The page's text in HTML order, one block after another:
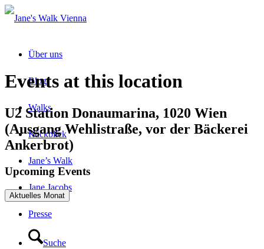
Über uns
Blog
Walks
Rückblick
Jane’s Walk
Jane Jacobs
Presse
Suche
Events at this location
U2 Station Donaumarina, 1020 Wien
(Ausgang Wehlistraße, vor der Bäckerei
Ankerbrot)
Upcoming Events
Aktuelles Monat